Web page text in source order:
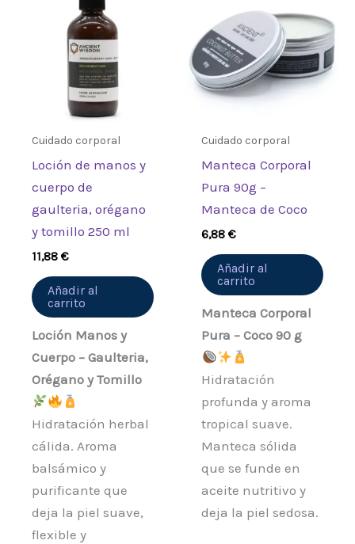
Cuidado corporal
Loción de manos y
cuerpo de
gaulteria, orégano
y tomillo 250 ml
11,88€
Añadir al
carrito
Loción Manos y
Cuerpo – Gaulteria,
Orégano y Tomillo
Hidratación herbal
cálida. Aroma
balsámico y
purificante que
deja la piel suave,
flexible y
Cuidado corporal
Manteca Corporal
Pura 90g –
Manteca de Coco
6,88€
Añadir al
carrito
Manteca Corporal
Pura – Coco 90 g
Hidratación
profunda y aroma
tropical suave.
Manteca sólida
que se funde en
aceite nutritivo y
deja la piel sedosa.